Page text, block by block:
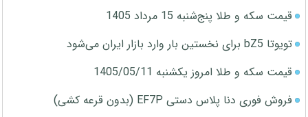
قیمت سکه و طلا پنج‌شنبه 15 مرداد 1405
تویوتا bZ5 برای نخستین بار وارد بازار ایران می‌شود
قیمت سکه و طلا امروز یکشنبه 1405/05/11
فروش فوری دنا پلاس دستی EF7P (بدون قرعه کشی)